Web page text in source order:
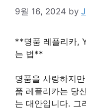
9월 16, 2024 by
**명품 레플리카,
는 법**
명품을 사랑하지
품 레플리카는 당
는 대안입니다. 그